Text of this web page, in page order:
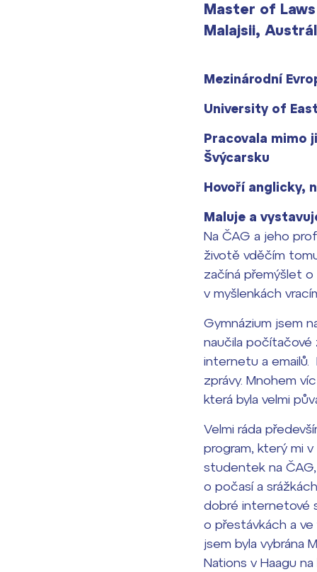
Master of
Malajsii,
Mezinárodní
University of
Pracovala mimo
Švýcarsku
Hovoří anglicky,
Maluje a
Na ČAG a jeho
životě vděčím
začíná přemýšlet
v myšlenkách
Gymnázium jsem
naučila počítačové
internetu a emailů.
zprávy. Mnohem
která byla velmi
Velmi ráda
program, který mi
studentek na
o počasí a
dobré internetové
o přestávkách a
jsem byla vybrána
Nations v Haagu